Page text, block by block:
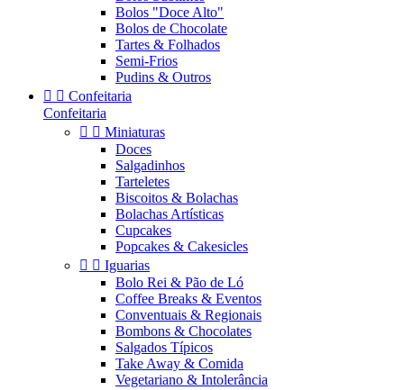
Bolos "Doce Alto"
Bolos de Chocolate
Tartes & Folhados
Semi-Frios
Pudins & Outros
  Confeitaria
Confeitaria
  Miniaturas
Doces
Salgadinhos
Tarteletes
Biscoitos & Bolachas
Bolachas Artísticas
Cupcakes
Popcakes & Cakesicles
  Iguarias
Bolo Rei & Pão de Ló
Coffee Breaks & Eventos
Conventuais & Regionais
Bombons & Chocolates
Salgados Típicos
Take Away & Comida
Vegetariano & Intolerância